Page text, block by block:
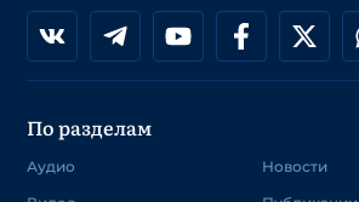
По разделам
Аудио
Новости